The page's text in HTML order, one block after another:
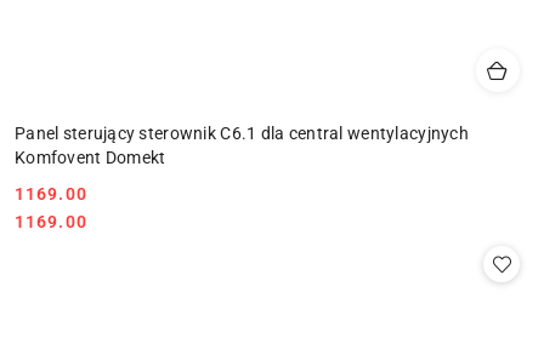
Panel sterujący sterownik C6.1 dla central wentylacyjnych
Komfovent Domekt
Cena:
1169.00
Cena:
1169.00